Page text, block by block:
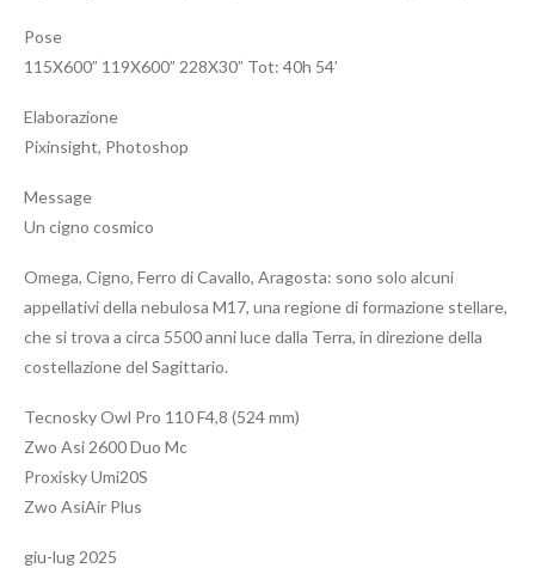
Pose
115X600” 119X600” 228X30” Tot: 40h 54’
Elaborazione
Pixinsight, Photoshop
Message
Un cigno cosmico
Omega, Cigno, Ferro di Cavallo, Aragosta: sono solo alcuni
appellativi della nebulosa M17, una regione di formazione stellare,
che si trova a circa 5500 anni luce dalla Terra, in direzione della
costellazione del Sagittario.
Tecnosky Owl Pro 110 F4,8 (524 mm)
Zwo Asi 2600 Duo Mc
Proxisky Umi20S
Zwo AsiAir Plus
giu-lug 2025